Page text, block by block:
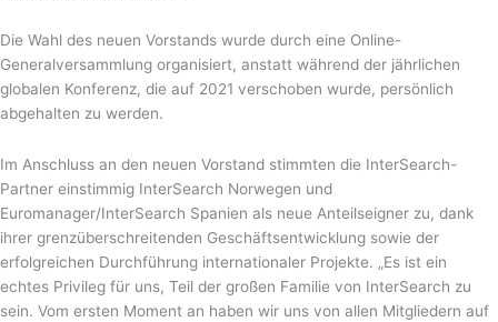
Die Wahl des neuen Vorstands wurde durch eine Online-
Generalversammlung organisiert, anstatt während der jährlichen
globalen Konferenz, die auf 2021 verschoben wurde, persönlich
abgehalten zu werden.
Im Anschluss an den neuen Vorstand stimmten die InterSearch-
Partner einstimmig InterSearch Norwegen und
Euromanager/InterSearch Spanien als neue Anteilseigner zu, dank
ihrer grenzüberschreitenden Geschäftsentwicklung sowie der
erfolgreichen Durchführung internationaler Projekte. „Es ist ein
echtes Privileg für uns, Teil der großen Familie von InterSearch zu
sein. Vom ersten Moment an haben wir uns von allen Mitgliedern auf